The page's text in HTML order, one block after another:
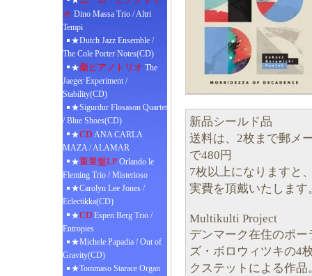
オ Dino Massa Trio / Altri
Tempi
★Dutch Jazz Ensemble /
The Cole Porter Notes(CD)
★蘭ピアノトリオ The
Jaeger Experiment /
Stability(CD)
★Sigurdur Flosason Quartet
/ Blue Shoes(CD)
★CD ANA CARLA
MAZA / ALAMAR
★重量盤LP Orlando le
Fleming Trio / Misterioso
★Carolyn Lee Jones /
Eclectikka(CD)
★CD Espen Berg Trio /
Entropies
★Michele Papadia / Out of
Gravity(CD)
★Tommaso Starace Organ
新品シールド品
送料は、2枚まで郵メ
で480円
7枚以上になりますと
実費を頂戴いたします
Multikulti Project
デンマーク在住のポ
ズ・ボロウィツキの4
クステットによる作品